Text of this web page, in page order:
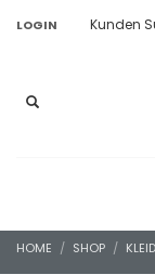
LOGIN Kunden
HOME SHOP